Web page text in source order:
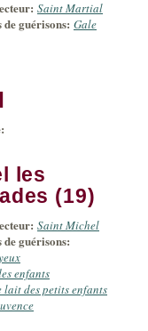
Saint Martial
guérisons: Gale
les
(19)
Saint Michel
guérisons:
enfants
lait des petits enfants